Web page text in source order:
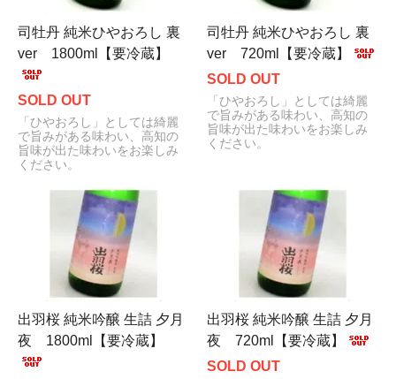
司牡丹 純米ひやおろし 裏
ver 1800ml【要冷蔵】
SOLD OUT
「ひやおろし」としては綺麗
で旨みがある味わい、高知の
旨味が出た味わいをお楽しみ
ください。
司牡丹 純米ひやおろし 裏
ver 720ml【要冷蔵】
SOLD OUT
「ひやおろし」としては綺麗
で旨みがある味わい、高知の
旨味が出た味わいをお楽しみ
ください。
出羽桜 純米吟醸 生詰 夕月
夜 1800ml【要冷蔵】
出羽桜 純米吟醸 生詰 夕月
夜 720ml【要冷蔵】
SOLD OUT